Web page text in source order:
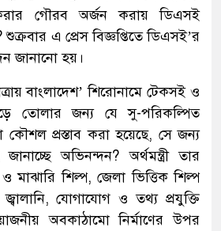
গৌরব অর্জন করায় ডিএসই
এ প্রেস বিজ্ঞপ্তিতে ডিএসই’র
জানানো হয়।
বাংলাদেশ’ শিরোনামে টেকসই ও
তোলার জন্য যে সু-পরিকল্পিত
কৌশল প্রস্তাব করা হয়েছে, সে জন্য
অভিনন্দন? অর্থমন্ত্রী তার
মাঝারি শিল্প, জেলা ভিত্তিক শিল্প
জ্বালানি, যোগাযোগ ও তথ্য প্রযুক্তি
অবকাঠামো নির্মাণের উপর